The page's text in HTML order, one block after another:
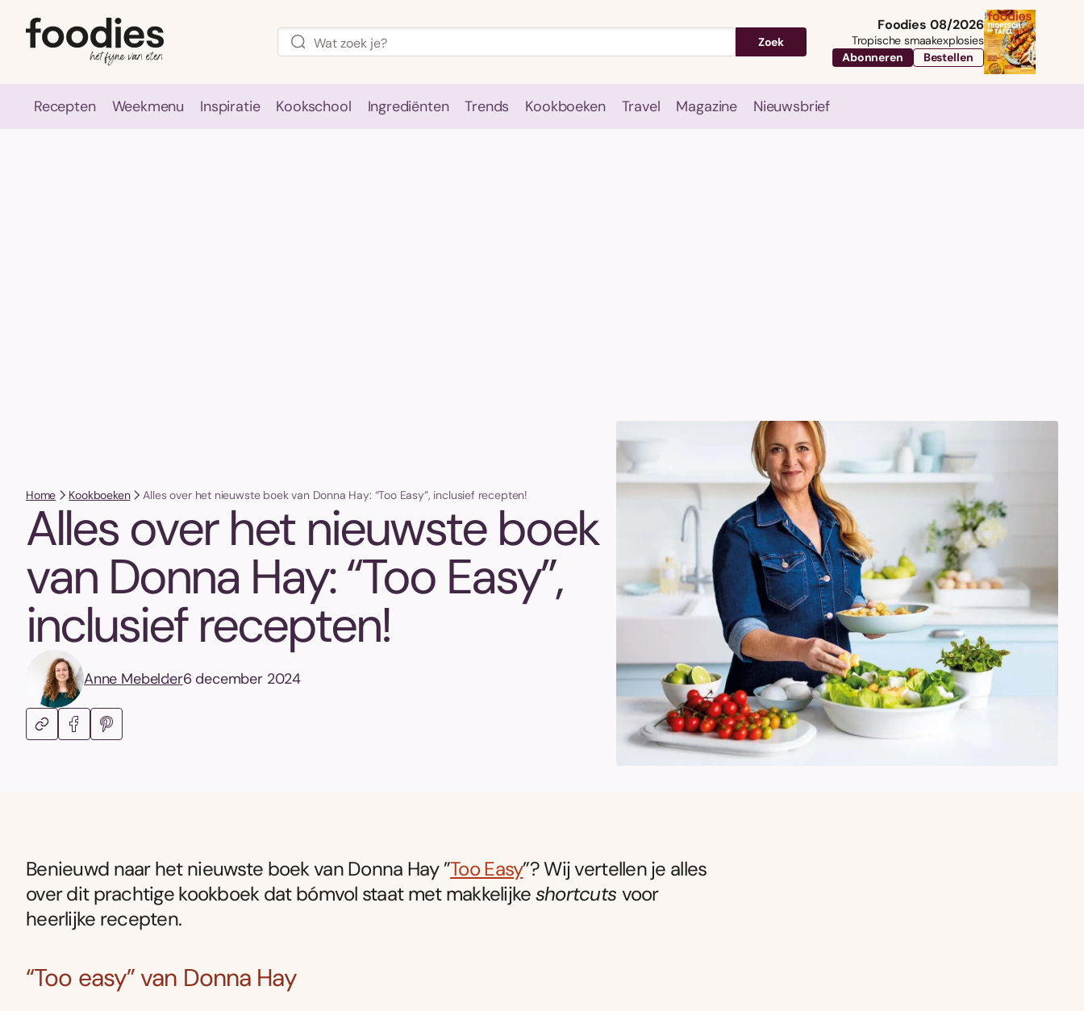
Zoek
Foodies 08/2026
Tropische smaakexplosies
Abonneren
Bestellen
Recepten Weekmenu Inspiratie Kookschool Ingrediënten Trends Kookboeken Travel Magazine Nieuwsbrief
Home Kookboeken Alles over het nieuwste boek van Donna Hay: “Too Easy”, inclusief recepten!
Alles over het nieuwste boek
van Donna Hay: “Too Easy”,
inclusief recepten!
Anne Mebelder6 december 2024
Benieuwd naar het nieuwste boek van Donna Hay ”Too Easy”? Wij vertellen je alles
over dit prachtige kookboek dat bómvol staat met makkelijkeshortcuts voor
heerlijke recepten.
“Too easy” van Donna Hay